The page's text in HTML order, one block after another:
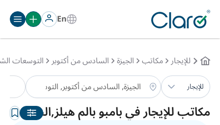
En
للإيجار مكاتب الجيزة السادس من أكتوبر التوسعات
للإيجار
مكاتب للإيجار في بامبو بالم هيلز,الجيزة
الترتيب:تلقائي